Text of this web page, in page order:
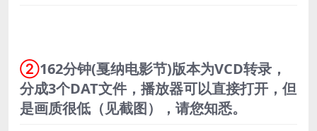
②162分钟(戛纳电影节)版本为VCD转录，
分成3个DAT文件，播放器可以直接打开，但
是画质很低（见截图），请您知悉。